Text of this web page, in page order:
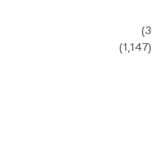
(1,147)